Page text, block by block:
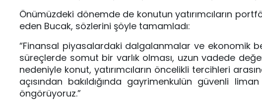
Önümüzdeki dönemde de konutun yatırımcıların
eden Bucak, sözlerini şöyle tamamladı:
“Finansal piyasalardaki dalgalanmalar ve ekonomik
süreçlerde somut bir varlık olması, uzun vadede
nedeniyle konut, yatırımcıların öncelikli tercihleri
açısından bakıldığında gayrimenkulün güvenli
öngörüyoruz.”